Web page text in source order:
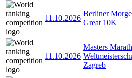
11.10.2026
Berliner
Great 10K
11.10.2026
Masters
Zagreb